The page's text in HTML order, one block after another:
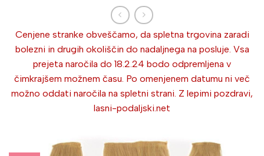
Cenjene stranke obveščamo, da spletna trgovina zaradi
bolezni in drugih okoliščin do nadaljnega na posluje. Vsa
prejeta naročila do 18.2.24 bodo odpremljena v
čimkrajšem možnem času. Po omenjenem datumu ni več
možno oddati naročila na spletni strani. Z lepimi pozdravi,
lasni-podaljski.net